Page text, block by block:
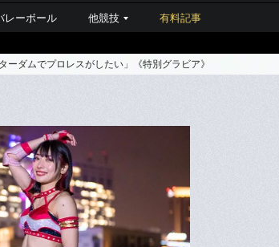
レーボール 他競技 有料記事
ーダムでプロレスがしたい」《特別グラビア》